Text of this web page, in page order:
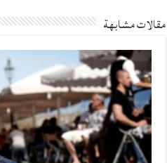
مقالات مشابهة